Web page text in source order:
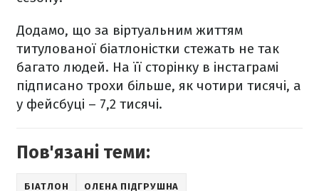
Додамо, що за віртуальним життям
титулованої біатлоністки стежать не так
багато людей. На її сторінку в інстаграмі
підписано трохи більше, як чотири тисячі, а
у фейсбуці – 7,2 тисячі.
Пов'язані теми:
БІАТЛОН ОЛЕНА ПІДГРУШНА